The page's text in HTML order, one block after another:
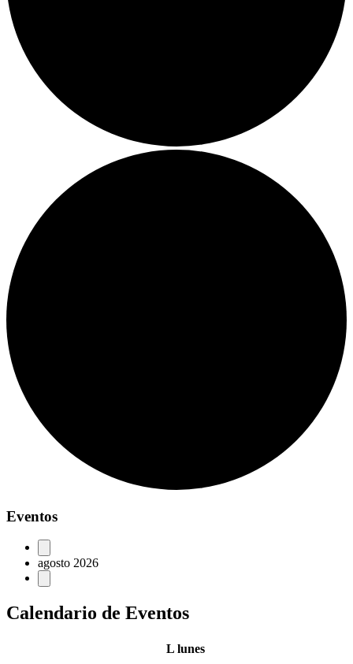
Eventos
agosto 2026
Calendario de Eventos
L lunes